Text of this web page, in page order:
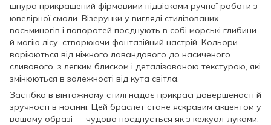
шнура прикрашений фірмовими підвісками ручної роботи з
ювелірної смоли. Візерунки у вигляді стилізованих
восьминогів і папоротей поєднують в собі морські глибини
й магію лісу, створюючи фантазійний настрій. Кольори
варіюються від ніжного лавандового до насиченого
сливового, з легким блиском і деталізованою текстурою, які
змінюються в залежності від кута світла.
Застібка в вінтажному стилі надає прикрасі довершеності й
зручності в носінні. Цей браслет стане яскравим акцентом у
вашому образі — чудово поєднується як з кежуал-луками,